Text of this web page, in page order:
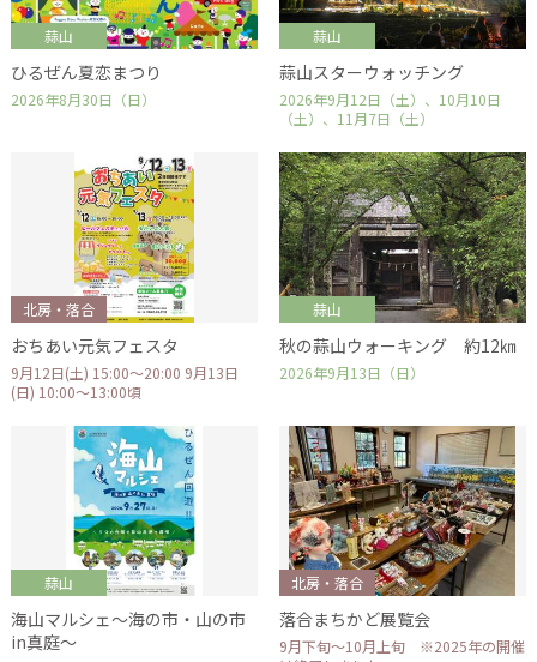
蒜山
ひるぜん夏恋まつり
2026年8月30日（日）
蒜山
蒜山スターウォッチング
2026年9月12日（土）、10月10日
（土）、11月7日（土）
北房・落合
おちあい元気フェスタ
9月12日(土) 15:00～20:00 9月13日
(日) 10:00～13:00頃
蒜山
秋の蒜山ウォーキング 約12㎞
2026年9月13日（日）
蒜山
海山マルシェ～海の市・山の市
in真庭～
北房・落合
落合まちかど展覧会
9月下旬～10月上旬 ※2025年の開催